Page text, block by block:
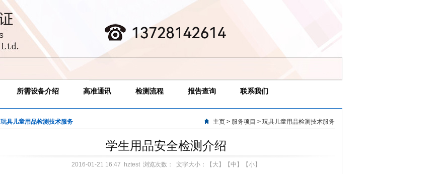
所需设备介绍 高准通讯 检测流程 报告查询 联系我们
玩具儿童用品检测技术服务 主页 > 服务项目 > 玩具儿童用品检测技术服务
学生用品安全检测介绍
2016-01-21 16:47 hztest 浏览次数： 文字大小：【 大 】【中 】【小】